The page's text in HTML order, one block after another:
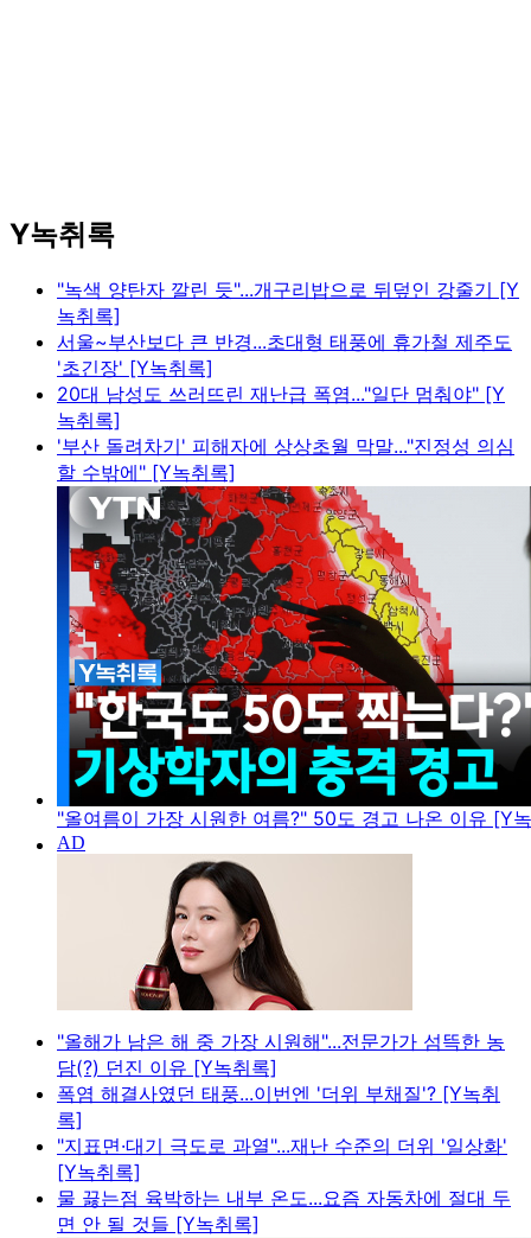
Y녹취록
"녹색 양탄자 깔린 듯"...개구리밥으로 뒤덮인 강줄기 [Y
녹취록]
서울~부산보다 큰 반경...초대형 태풍에 휴가철 제주도
'초긴장' [Y녹취록]
20대 남성도 쓰러뜨린 재난급 폭염..."일단 멈춰야" [Y
녹취록]
'부산 돌려차기' 피해자에 상상초월 막말..."진정성 의심
할 수밖에" [Y녹취록]
"올여름이 가장 시원한 여름?" 50도 경고 나온 이유 [Y
"올해가 남은 해 중 가장 시원해"...전문가가 섬뜩한 농
담(?) 던진 이유 [Y녹취록]
폭염 해결사였던 태풍...이번엔 '더위 부채질'? [Y녹취
록]
"지표면·대기 극도로 과열"...재난 수준의 더위 '일상화'
[Y녹취록]
물 끓는점 육박하는 내부 온도...요즘 자동차에 절대 두
면 안 될 것들 [Y녹취록]